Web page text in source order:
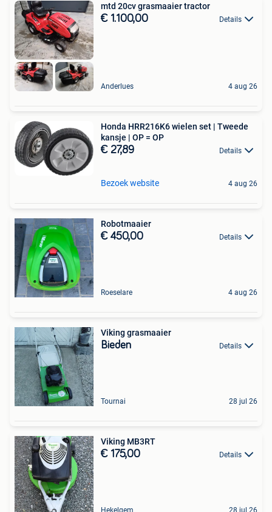
mtd 20cv grasmaaier tractor
€ 1.100,00 Details
Anderlues 4 aug 26
Honda HRR216K6 wielen set | Tweede
kansje | OP = OP
€ 27,89 Details
Bezoek website 4 aug 26
Robotmaaier
€ 450,00 Details
Roeselare 4 aug 26
Viking grasmaaier
Bieden Details
Tournai 28 jul 26
Viking MB3RT
€ 175,00 Details
Hekelgem 28 jul 26